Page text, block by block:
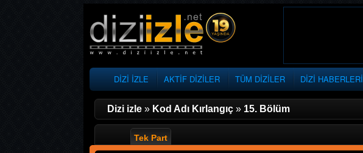
DİZİ İZLE AKTİF DİZİLER TÜM DİZİLER DİZİ HABERLERİ
Dizi izle » Kod Adı Kırlangıç » 15. Bölüm
Tek Part